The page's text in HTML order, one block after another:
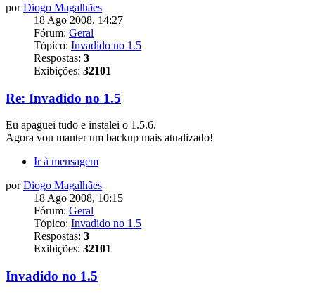
porDiogo Magalhães
18 Ago 2008, 14:27
Fórum: Geral
Tópico: Invadido no 1.5
Respostas: 3
Exibições: 32101
Re: Invadido no 1.5
Eu apaguei tudo e instalei o 1.5.6.
Agora vou manter um backup mais atualizado!
Ir à mensagem
porDiogo Magalhães
18 Ago 2008, 10:15
Fórum: Geral
Tópico: Invadido no 1.5
Respostas: 3
Exibições: 32101
Invadido no 1.5